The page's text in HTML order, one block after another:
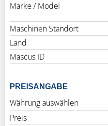
Marke / Model
Maschinen Standort
Land
Mascus ID
PREISANGABE
Währung auswählen
Preis